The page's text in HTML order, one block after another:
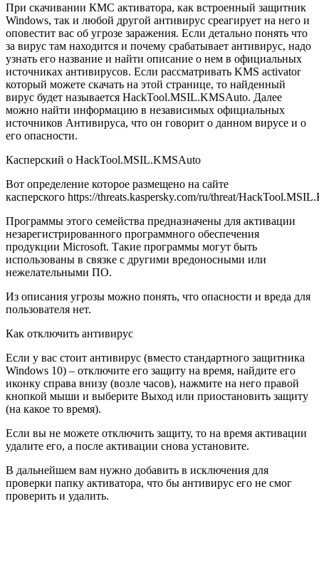
При скачивании КМС активатора, как встроенный защитник
Windows, так и любой другой антивирус среагирует на него и
оповестит вас об угрозе заражения. Если детально понять что
за вирус там находится и почему срабатывает антивирус, надо
узнать его название и найти описание о нем в официальных
источниках антивирусов. Если рассматривать KMS activator
который можете скачать на этой странице, то найденный
вирус будет называется HackTool.MSIL.KMSAuto. Далее
можно найти информацию в независимых официальных
источников Антивируса, что он говорит о данном вирусе и о
его опасности.
Касперский о HackTool.MSIL.KMSAuto
Вот определение которое размещено на сайте
касперского https://threats.kaspersky.com/ru/threat/
Программы этого семейства предназначены для активации
незарегистрированного программного обеспечения
продукции Microsoft. Такие программы могут быть
использованы в связке с другими вредоносными или
нежелательными ПО.
Из описания угрозы можно понять, что опасности и вреда для
пользователя нет.
Как отключить антивирус
Если у вас стоит антивирус (вместо стандартного защитника
Windows 10) – отключите его защиту на время, найдите его
иконку справа внизу (возле часов), нажмите на него правой
кнопкой мыши и выберите Выход или приостановить защиту
(на какое то время).
Если вы не можете отключить защиту, то на время активации
удалите его, а после активации снова установите.
В дальнейшем вам нужно добавить в исключения для
проверки папку активатора, что бы антивирус его не смог
проверить и удалить.